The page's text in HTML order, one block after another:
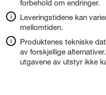
forbehold om endringer.
Leveringstidene kan
mellomtiden.
Produktenes tekniske
av forskjellige
utgavene av utstyr ikke